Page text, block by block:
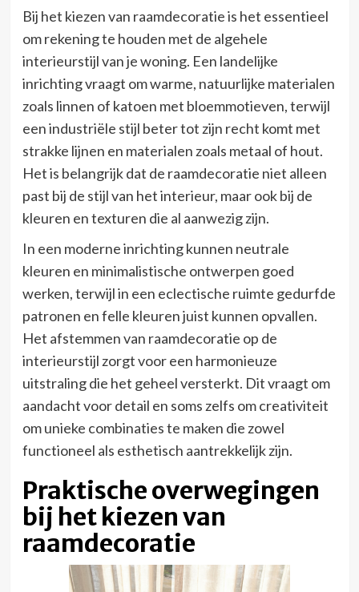
Bij het kiezen van raamdecoratie is het essentieel
om rekening te houden met de algehele
interieurstijl van je woning. Een landelijke
inrichting vraagt om warme, natuurlijke materialen
zoals linnen of katoen met bloemmotieven, terwijl
een industriële stijl beter tot zijn recht komt met
strakke lijnen en materialen zoals metaal of hout.
Het is belangrijk dat de raamdecoratie niet alleen
past bij de stijl van het interieur, maar ook bij de
kleuren en texturen die al aanwezig zijn.
In een moderne inrichting kunnen neutrale
kleuren en minimalistische ontwerpen goed
werken, terwijl in een eclectische ruimte gedurfde
patronen en felle kleuren juist kunnen opvallen.
Het afstemmen van raamdecoratie op de
interieurstijl zorgt voor een harmonieuze
uitstraling die het geheel versterkt. Dit vraagt om
aandacht voor detail en soms zelfs om creativiteit
om unieke combinaties te maken die zowel
functioneel als esthetisch aantrekkelijk zijn.
Praktische overwegingen
bij het kiezen van
raamdecoratie